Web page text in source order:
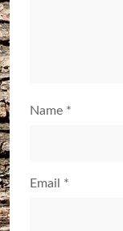
Name *
Email *